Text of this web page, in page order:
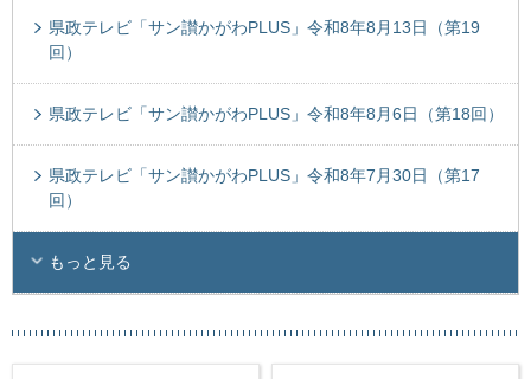
県政テレビ「サン讃かがわPLUS」令和8年8月13日（第19
回）
県政テレビ「サン讃かがわPLUS」令和8年8月6日（第18回）
県政テレビ「サン讃かがわPLUS」令和8年7月30日（第17
回）
もっと見る